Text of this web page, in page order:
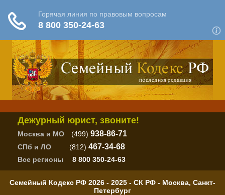
Дежурный юрист, звоните!
Москва и МО (499) 938-86-71
СПб и ЛО (812) 467-34-68
Все регионы 8 800 350-24-63
Семейный Кодекс РФ 2026 - 2025 - СК РФ - Москва, Cанкт-
Петербург